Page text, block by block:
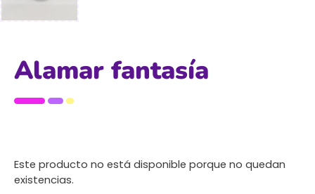
Alamar fantasía
Este producto no está disponible porque no quedan
existencias.